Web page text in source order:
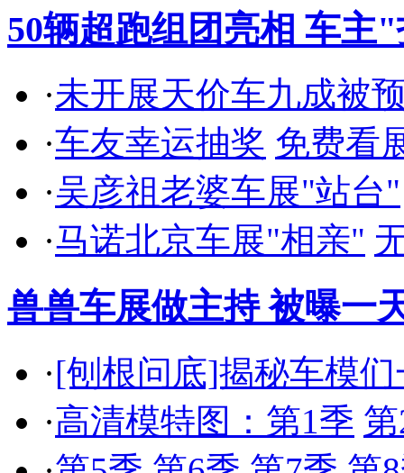
50辆超跑组团亮相 车主
·未开展天价车九成被
·车友幸运抽奖 免费看
·吴彦祖老婆车展"站台"
·马诺北京车展"相亲"
兽兽车展做主持 被曝一
·[刨根问底]揭秘车模
·高清模特图：第1季